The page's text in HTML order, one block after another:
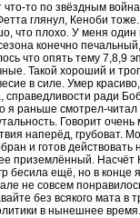
что-то по звёздным
глянул, Кеноби
что плохо. У меня один
конечно
что опять тему 7,8,9
Такой хороший и
в силе. Умер
справедливости ради
я раньше смотрел-
Говорит
наперёд, грубоват.
и готов
приземлённый. Насчёт
бесила ещё, но в
не совсем
без всякого мата
в нынешнее время.